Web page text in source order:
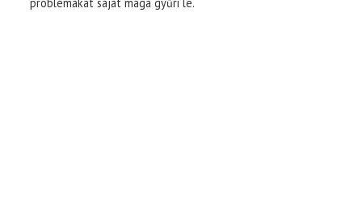
problémákat saját maga gyűri le.